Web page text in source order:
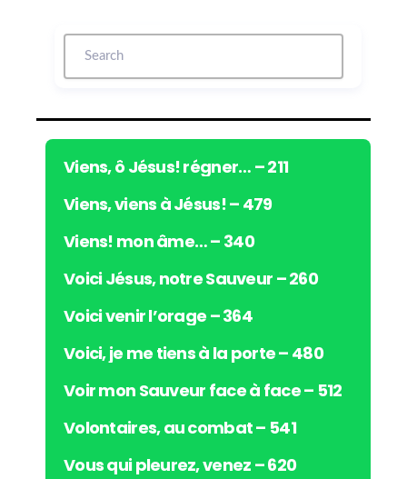
e
r
u
d
iViens, ô Jésus! régner… – 211
Viens, viens à Jésus! – 479
Viens! mon âme… – 340
Voici Jésus, notre Sauveur – 260
Voici venir l’orage – 364
Voici, je me tiens à la porte – 480
Voir mon Sauveur face à face – 512
Volontaires, au combat – 541
Vous qui pleurez, venez – 620